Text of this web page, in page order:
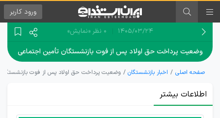
ورود کاربر
۱۴۰۵/۰۳/۲۴ 0 نظر «نمایش»
وضعیت پرداخت حق اولاد پس از فوت بازنشستگان تأمین اجتماعی
صفحه اصلی اخبار بازنشستگان وضعیت پرداخت حق اولاد پس از فوت بازنشستگان
اطلاعات بیشتر